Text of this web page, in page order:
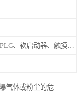
气体或粉尘的危